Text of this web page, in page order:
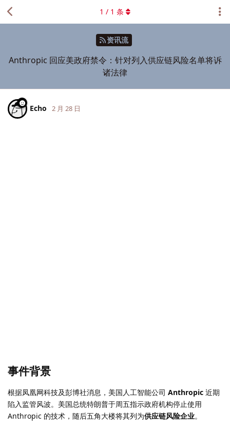
资讯流
Anthropic 回应美政府禁令：针对列入供应链风险名单将诉
诸法律
1 / 1 条
Echo 2 月 28 日
事件背景
根据凤凰网科技及彭博社消息，美国人工智能公司 Anthropic 近期
陷入监管风波。美国总统特朗普于周五指示政府机构停止使用
Anthropic 的技术，随后五角大楼将其列为供应链风险企业。